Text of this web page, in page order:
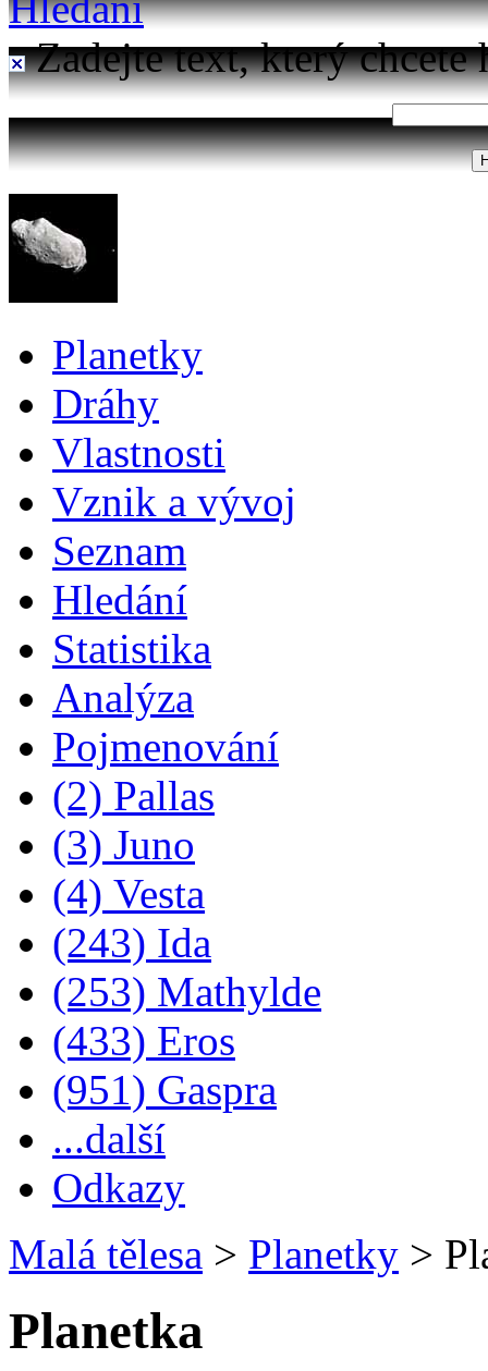
Zadejte text, který chcete
Planetky
Dráhy
Vlastnosti
Vznik a vývoj
Seznam
Hledání
Statistika
Analýza
Pojmenování
(2) Pallas
(3) Juno
(4) Vesta
(243) Ida
(253) Mathylde
(433) Eros
(951) Gaspra
...další
Odkazy
Malá tělesa > Planetky >
Planetka